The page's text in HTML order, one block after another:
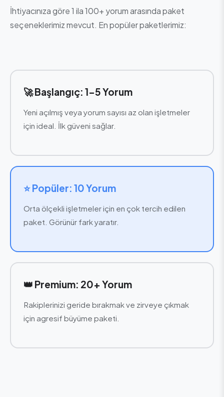
İhtiyacınıza göre 1 ila 100+ yorum arasında paket
seçeneklerimiz mevcut. En popüler paketlerimiz:
🚀 Başlangıç: 1-5 Yorum
Yeni açılmış veya yorum sayısı az olan işletmeler
için ideal. İlk güveni sağlar.
⭐ Popüler: 10 Yorum
Orta ölçekli işletmeler için en çok tercih edilen
paket. Görünür fark yaratır.
👑 Premium: 20+ Yorum
Rakiplerinizi geride bırakmak ve zirveye çıkmak
için agresif büyüme paketi.